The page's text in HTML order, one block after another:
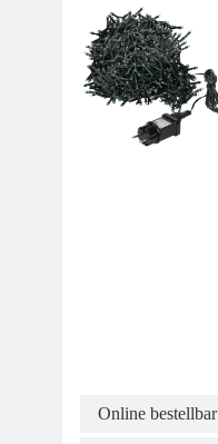
Online bestellbar